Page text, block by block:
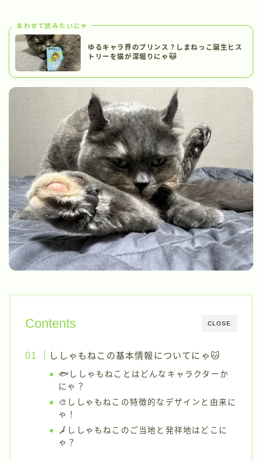
あわせて読みたいにゃ
ゆるキャラ界のプリンス？しまねっこ誕生ヒス
トリーを猫が深堀りにゃ🐱
CLOSE
Contents
ししゃもねこの基本情報についてにゃ🐱
🐟ししゃもねことはどんなキャラクターか
にゃ？
🎨ししゃもねこの特徴的なデザインと由来に
ゃ！
🗾ししゃもねこのご当地と発祥地はどこに
ゃ？